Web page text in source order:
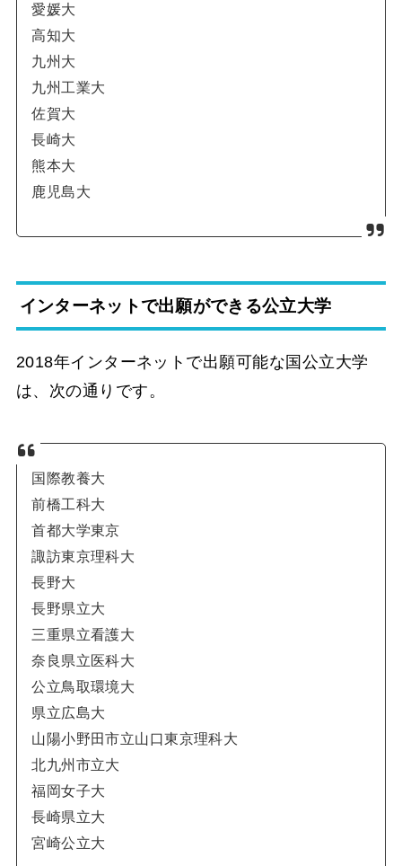
愛媛大
高知大
九州大
九州工業大
佐賀大
長崎大
熊本大
鹿児島大
インターネットで出願ができる公立大学
2018年インターネットで出願可能な国公立大学
は、次の通りです。
国際教養大
前橋工科大
首都大学東京
諏訪東京理科大
長野大
長野県立大
三重県立看護大
奈良県立医科大
公立鳥取環境大
県立広島大
山陽小野田市立山口東京理科大
北九州市立大
福岡女子大
長崎県立大
宮崎公立大